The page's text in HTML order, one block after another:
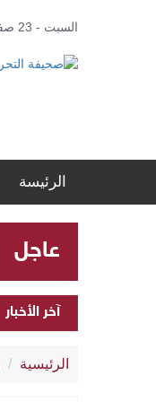
السبت - 23 صفر 1448 هـ , 08 أغسطس 2026 م
الرئيسة
عاجل
آخر الأخبار
الرئيسية